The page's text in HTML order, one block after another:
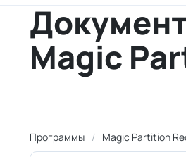
Magic
Программы Magic Partition